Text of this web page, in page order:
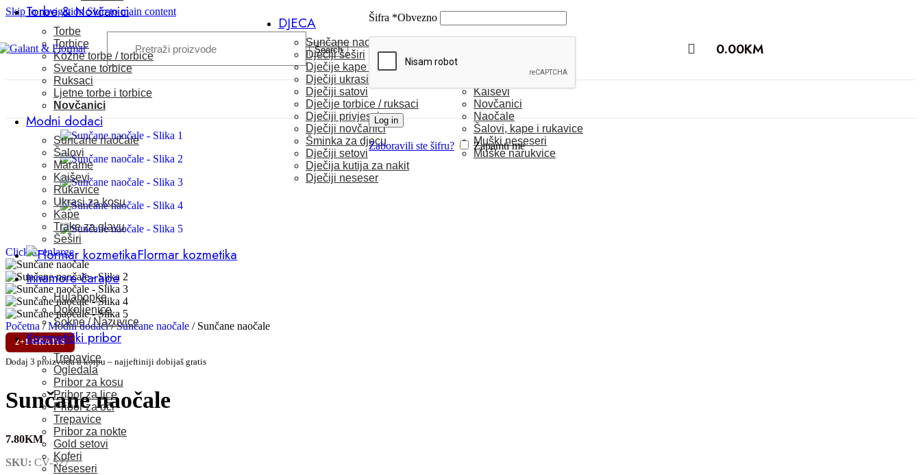
Skip to navigationSkip to main content
Search
Šifra *Obvezno
Log in
Zaboravili ste šifru? Zapamti me
0.00KM
Torbe & Novčanici
Torbe
Torbice
Kožne torbe / torbice
Svečane torbice
Ruksaci
Ljetne torbe i torbice
Novčanici
Modni dodaci
Sunčane naočale
Šalovi
Marame
Kaiševi
Rukavice
Ukrasi za kosu
Kape
Trake za glavu
Šeširi
Flormar kozmetika
Innamore čarape
Hulahopke
Dokoljenice
Sokne / Nazuvice
Kozmetički pribor
Trepavice
Ogledala
Pribor za kosu
Pribor za lice
Pribor za oči
Trepavice
Pribor za nokte
Gold setovi
Koferi
Neseseri
DJECA
Sunčane naočale
Dječiji šeširi
Dječije kape / rukavice
Dječiji ukrasi za kosu
Dječiji satovi
Dječije torbice / ruksaci
Dječiji privjesci
Dječiji novčanici
Šminka za djecu
Dječiji setovi
Dječija kutija za nakit
Dječiji neseser
Kaiševi
Novčanici
Naočale
Šalovi, kape i rukavice
Muški neseseri
Muške narukvice
Click to enlarge
Početna/ Modni dodaci/ Sunčane naočale / Sunčane naočale
2+1 GRATIS
Dodaj 3 proizvoda u korpu – najjeftiniji dobijaš gratis
Sunčane naočale
7.80KM
SKU: CV-527